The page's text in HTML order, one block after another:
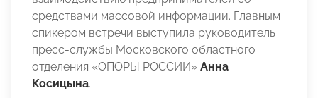
средствами массовой информации. Главным
спикером встречи выступила руководитель
пресс-службы Московского областного
отделения «ОПОРЫ РОССИИ» Анна
Косицына.